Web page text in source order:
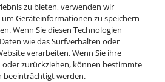
zu bieten, verwenden wir
Geräteinformationen zu speichern
Wenn Sie diesen Technologien
wie das Surfverhalten oder
verarbeiten. Wenn Sie ihre
zurückziehen, können bestimmte
beeinträchtigt werden.